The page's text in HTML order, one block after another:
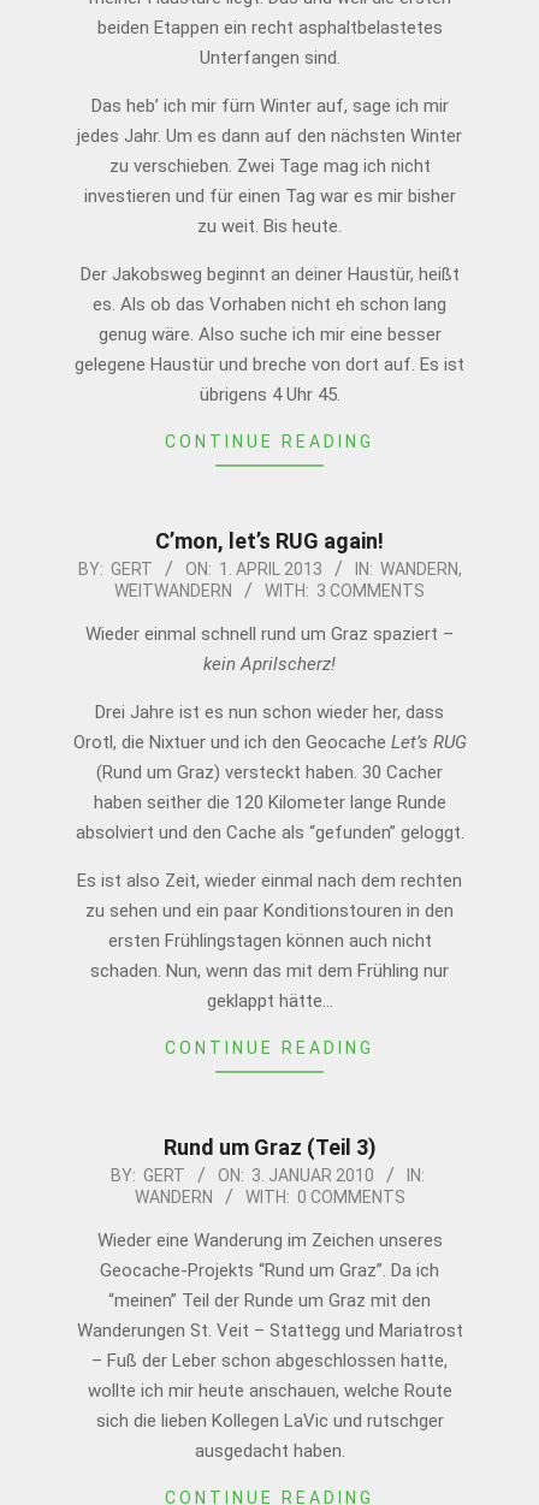
beiden Etappen ein recht asphaltbelastetes
Unterfangen sind.
Das heb’ ich mir fürn Winter auf, sage ich mir
jedes Jahr. Um es dann auf den nächsten Winter
zu verschieben. Zwei Tage mag ich nicht
investieren und für einen Tag war es mir bisher
zu weit. Bis heute.
Der Jakobsweg beginnt an deiner Haustür, heißt
es. Als ob das Vorhaben nicht eh schon lang
genug wäre. Also suche ich mir eine besser
gelegene Haustür und breche von dort auf. Es ist
übrigens 4 Uhr 45.
CONTINUE READING
C’mon, let’s RUG again!
2013-
01
BY: GERT ON: 1. APRIL 2013 IN: WANDERN,
WEITWANDERN
WITH: 3 COMMENTS
Wieder einmal schnell rund um Graz spaziert –
kein Aprilscherz!
Drei Jahre ist es nun schon wieder her, dass
Orotl, die Nixtuer und ich den Geocache Let’s RUG
(Rund um Graz) versteckt haben. 30 Cacher
haben seither die 120 Kilometer lange Runde
absolviert und den Cache als “gefunden” geloggt.
Es ist also Zeit, wieder einmal nach dem rechten
zu sehen und ein paar Konditionstouren in den
ersten Frühlingstagen können auch nicht
schaden. Nun, wenn das mit dem Frühling nur
geklappt hätte…
CONTINUE READING
Rund um Graz (Teil 3)
2010-BY: GERT ON: 3. JANUAR 2010
IN:
WANDERN
WITH: 0 COMMENTS
Wieder eine Wanderung im Zeichen unseres
Geocache-Projekts “Rund um Graz”. Da ich
“meinen” Teil der Runde um Graz mit den
Wanderungen St. Veit – Stattegg und Mariatrost
– Fuß der Leber schon abgeschlossen hatte,
wollte ich mir heute anschauen, welche Route
sich die lieben Kollegen LaVic und rutschger
ausgedacht haben.
CONTINUE READING